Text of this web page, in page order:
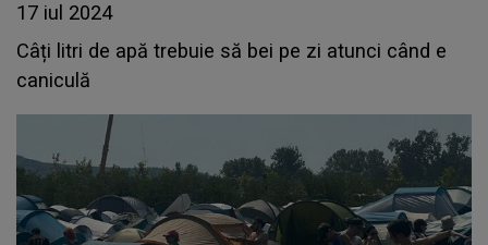
17 iul 2024
Câți litri de apă trebuie să bei pe zi atunci când e
caniculă